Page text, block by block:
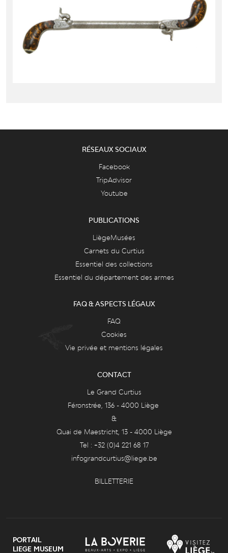
RÉSEAUX SOCIAUX
Facebook
TripAdvisor
Youtube
PUBLICATIONS
LiègeMusées
Carnets du Curtius
Essentiel des collections
Essentiel du département des armes
FAQ & ASPECTS LÉGAUX
FAQ
Cookies
Vie privée et mentions légales
CONTACT
Le Grand Curtius
Féronstrée, 136 - 4000 Liège
&
Quai de Maestricht, 13 - 4000 Liège
Tel : +32 (0)4 221 68 17
infograndcurtius@liege.be
BILLETTERIE